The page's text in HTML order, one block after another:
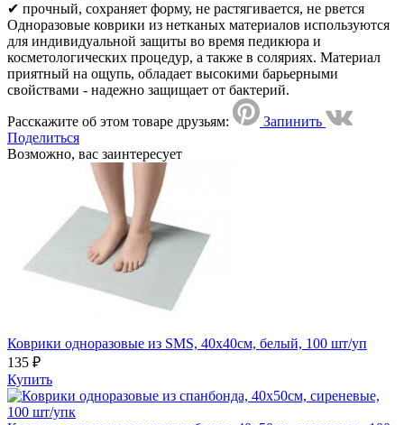
✔ прочный, сохраняет форму, не растягивается, не рвется
Одноразовые коврики из нетканых материалов используются
для индивидуальной защиты во время педикюра и
косметологических процедур, а также в соляриях. Материал
приятный на ощупь, обладает высокими барьерными
свойствами - надежно защищает от бактерий.
Расскажите об этом товаре друзьям:
Запинить
Поделиться
Возможно, вас заинтересует
Коврики одноразовые из SMS, 40х40см, белый, 100 шт/уп
135 ₽
Купить